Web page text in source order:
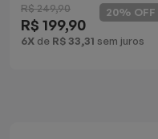
R$ 249,90
R$ 199,90
6X de R$ 33,31 sem juros
20% OFF
Batedeiras